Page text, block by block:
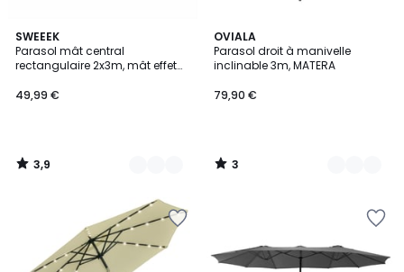
SWEEEK
Parasol mât central
rectangulaire 2x3m, mât effet
49,99 €
3,9
/ 5
5
Couleurs
3,9
/
OVIALA
Parasol droit à manivelle
inclinable 3m, MATERA
79,90 €
3
/
5
3
Couleurs
3
/